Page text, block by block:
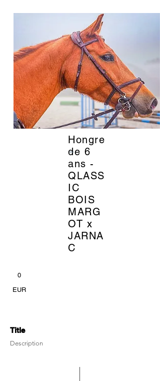
Hongre
de 6
ans -
QLASS
IC
BOIS
MARG
OT x
JARNA
C
_
0
EUR
Title
Description